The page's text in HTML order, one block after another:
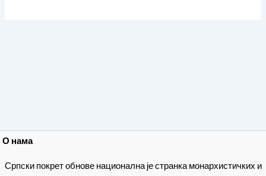
О нама
Српски покрет обнове национална је странка монархистичких и